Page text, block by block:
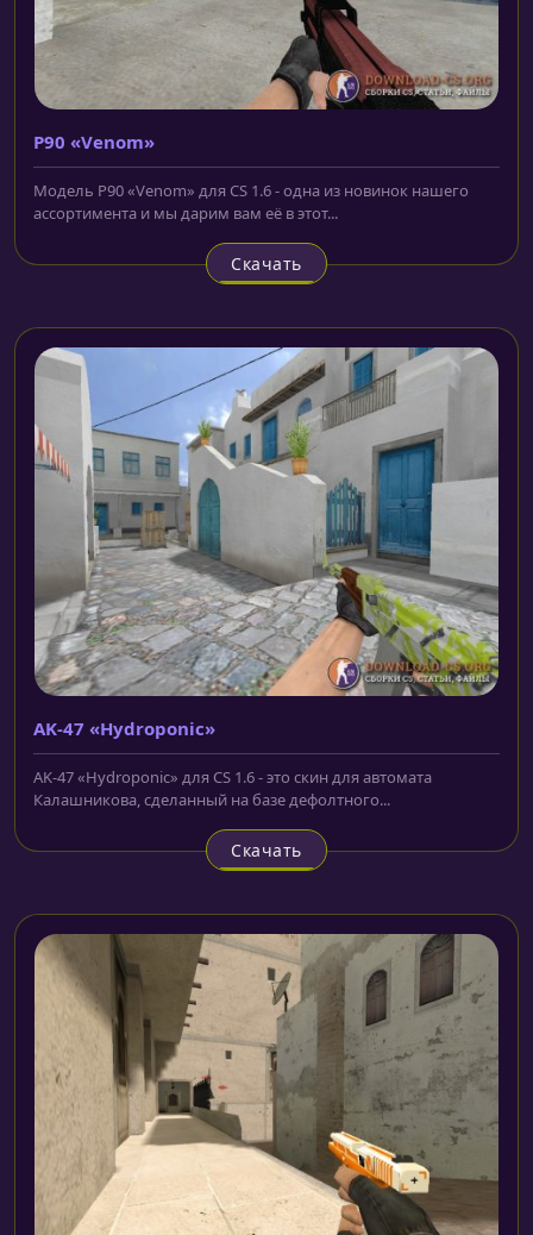
P90 «Venom»
Модель P90 «Venom» для CS 1.6 - одна из новинок нашего
ассортимента и мы дарим вам её в этот...
Скачать
AK-47 «Hydroponic»
AK-47 «Hydroponic» для CS 1.6 - это скин для автомата
Калашникова, сделанный на базе дефолтного...
Скачать